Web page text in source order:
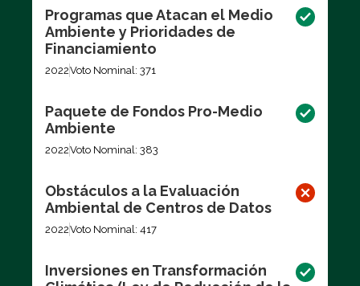
Programas que Atacan el Medio
Ambiente y Prioridades de
Financiamiento
2022Voto Nominal: 371
Paquete de Fondos Pro-Medio
Ambiente
2022Voto Nominal: 383
Obstáculos a la Evaluación
Ambiental de Centros de Datos
2022Voto Nominal: 417
Inversiones en Transformación